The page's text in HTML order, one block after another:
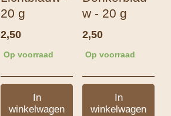
20 g
2,50
Op voorraad
In
winkelwagen
w - 20 g
2,50
Op voorraad
In
winkelwagen